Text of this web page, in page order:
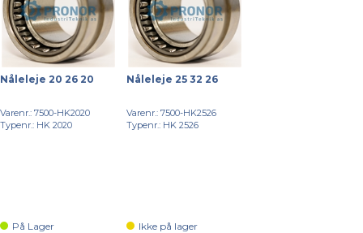
Nåleleje 20 26 20
Varenr.: 7500-HK2020
Typenr.: HK 2020
På Lager
Nåleleje 25 32 26
Varenr.: 7500-HK2526
Typenr.: HK 2526
Ikke på lager